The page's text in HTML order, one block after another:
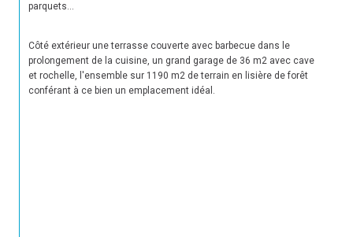
parquets...
Côté extérieur une terrasse couverte avec barbecue dans le
prolongement de la cuisine, un grand garage de 36 m2 avec cave
et rochelle, l'ensemble sur 1190 m2 de terrain en lisière de forêt
conférant à ce bien un emplacement idéal.